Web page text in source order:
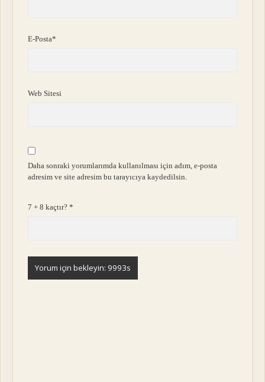
E-Posta*
Web Sitesi
Daha sonraki yorumlarımda kullanılması için adım, e-posta
adresim ve site adresim bu tarayıcıya kaydedilsin.
7 + 8 kaçtır?*